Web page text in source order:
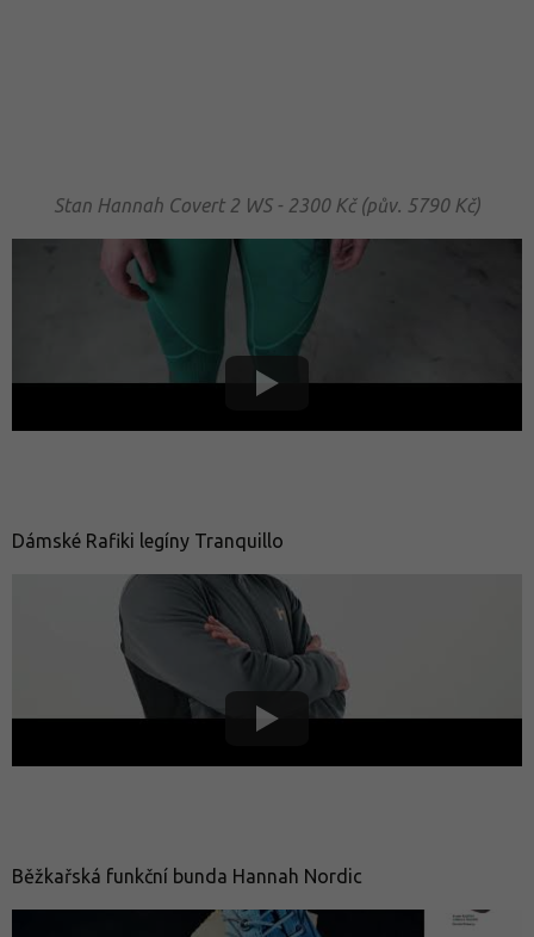
Stan Hannah Covert 2 WS - 2300 Kč (pův. 5790 Kč)
Dámské Rafiki legíny Tranquillo
Běžkařská funkční bunda Hannah Nordic